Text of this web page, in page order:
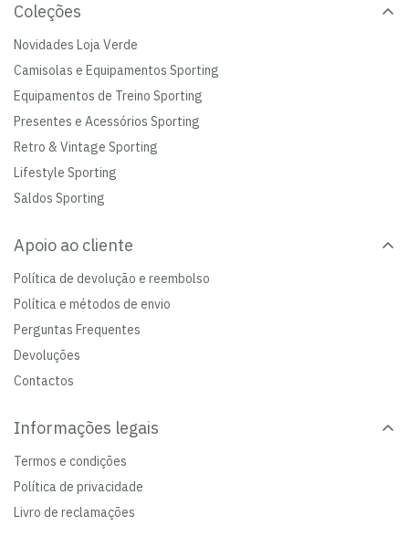
Coleções
Novidades Loja Verde
Camisolas e Equipamentos Sporting
Equipamentos de Treino Sporting
Presentes e Acessórios Sporting
Retro & Vintage Sporting
Lifestyle Sporting
Saldos Sporting
Apoio ao cliente
Política de devolução e reembolso
Política e métodos de envio
Perguntas Frequentes
Devoluções
Contactos
Informações legais
Termos e condições
Política de privacidade
Livro de reclamações